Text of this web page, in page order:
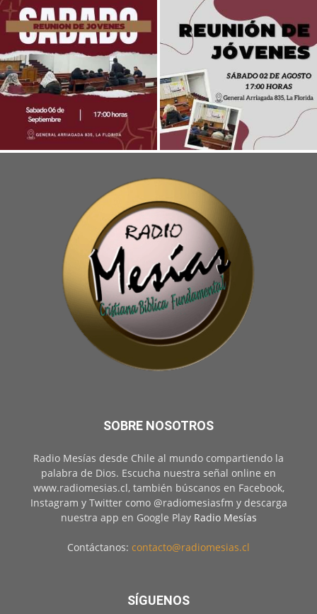
SOBRE NOSOTROS
Radio Mesías desde Chile al mundo compartiendo la
palabra de Dios. Escucha nuestra señal online en
www.radiomesias.cl, también búscanos en Facebook,
Instagram y Twitter como @radiomesiasfm y descarga
nuestra app en Google Play Radio Mesías
Contáctanos: contacto@radiomesias.cl
SÍGUENOS